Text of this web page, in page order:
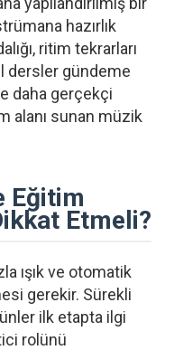
hazırlık
ritim tekrarları
dersler gündeme
daha gerçekçi
alanı sunan müzik
Eğitim
Etmeli?
ışık ve otomatik
gerekir. Sürekli
ilk etapta ilgi
rolünü